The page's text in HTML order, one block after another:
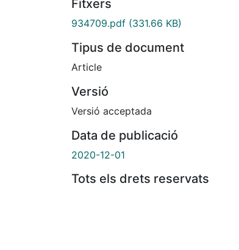
Fitxers
934709.pdf (331.66 KB)
Tipus de document
Article
Versió
Versió acceptada
Data de publicació
2020-12-01
Tots els drets reservats